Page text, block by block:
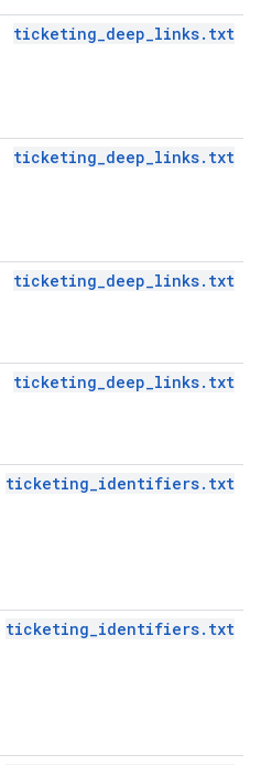
ticketing_deep_links.txt
ticketing_deep_links.txt
ticketing_deep_links.txt
ticketing_deep_links.txt
ticketing_identifiers.txt
ticketing_identifiers.txt